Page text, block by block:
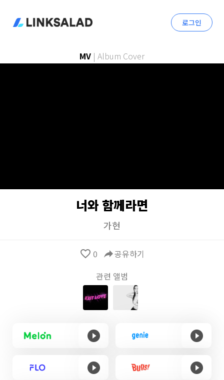
로그인
MV | Album Cover
너와 함께라면
가현
favorite_border 0 reply공유하기
관련 앨범